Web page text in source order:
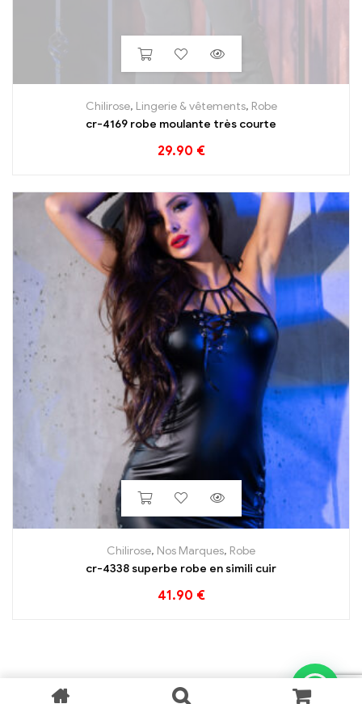
Chilirose, Lingerie & vêtements, Robe
cr-4169 robe moulante très courte
29.90 €
Chilirose, Nos Marques, Robe
cr-4338 superbe robe en simili cuir
41.90 €